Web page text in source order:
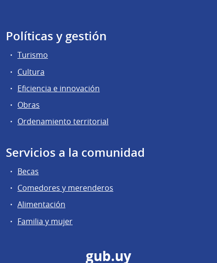
Políticas y gestión
Turismo
Cultura
Eficiencia e innovación
Obras
Ordenamiento territorial
Servicios a la comunidad
Becas
Comedores y merenderos
Alimentación
Familia y mujer
gub.uy